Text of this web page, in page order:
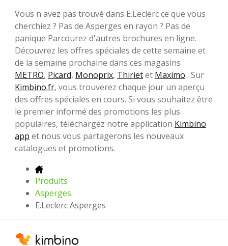
Vous n'avez pas trouvé dans E.Leclerc ce que vous
cherchiez ? Pas de Asperges en rayon ? Pas de
panique Parcourez d'autres brochures en ligne.
Découvrez les offres spéciales de cette semaine et
de la semaine prochaine dans ces magasins
METRO, Picard, Monoprix, Thirietet Maximo . Sur
Kimbino.fr, vous trouverez chaque jour un aperçu
des offres spéciales en cours. Si vous souhaitez être
le premier informé des promotions les plus
populaires, téléchargez notre application Kimbino
app et nous vous partagerons les nouveaux
catalogues et promotions.
Produits
Asperges
E.Leclerc Asperges